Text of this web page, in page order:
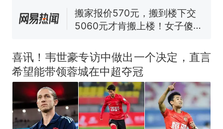
了……
台风"白海豚"中心附近最大风
力已达15级 最新研判
试前13名均遭淘汰？教育局：
已叫停招聘，成立调查组全面
核查
笔试第一被第二名传话劝弃考
官方通报
热 那个在床头放菜刀的女孩，
因老师一句“跟我回家”改写了
人生
喜讯！韦世豪专访中做出一个决定，直言
希望能带领蓉城在中超夺冠